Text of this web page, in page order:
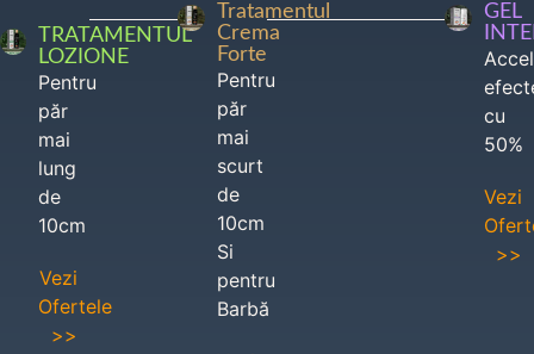
TRATAMENTUL
LOZIONE
Pentru
păr
mai
lung
de
10cm
Vezi
Ofertele
>>
Tratamentul
Crema
Forte
Pentru
păr
mai
scurt
de
10cm
Si
pentru
Barbă
GEL
cu
50%
Vezi
>>